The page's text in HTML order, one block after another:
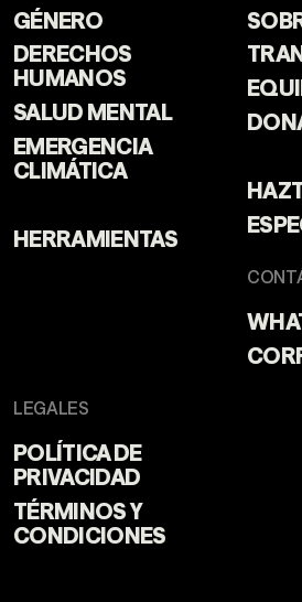
GÉNERO
DERECHOS
HUMANOS
SALUD MENTAL
EMERGENCIA
CLIMÁTICA
HERRAMIENTAS
LEGALES
POLÍTICA DE
PRIVACIDAD
TÉRMINOS Y
CONDICIONES